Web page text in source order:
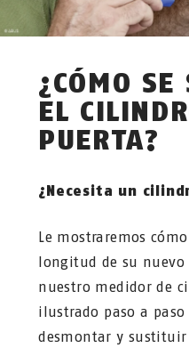
¿CÓMO SE
EL
PUERTA?
¿Necesita un
Le mostraremos
longitud de su
nuestro medidor de
ilustrado paso a
desmontar y